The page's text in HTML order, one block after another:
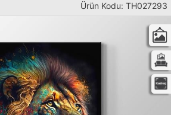
Ürün Kodu: TH027293